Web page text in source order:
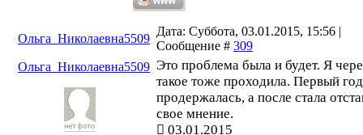
Ольга_Николаевна5509
Дата: Суббота, 03.01.2015, 15:56 |
Сообщение # 309
Ольга_Николаевна5509 Это проблема была и будет. Я
такое тоже проходила. Первый
продержалась, а после стала
свое мнение.
03.01.2015